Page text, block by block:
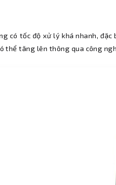
có tốc độ xử lý khá nhanh,
thể tăng lên thông qua công